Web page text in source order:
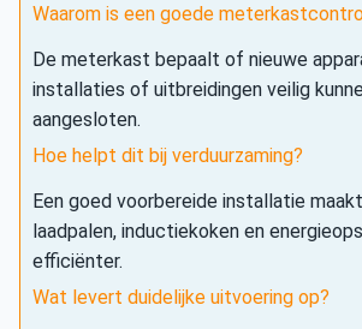
Waarom is een goede
De meterkast bepaalt of nieuwe
installaties of uitbreidingen veilig
aangesloten.
Hoe helpt dit bij verduurzaming?
Een goed voorbereide installatie
laadpalen, inductiekoken en
efficiënter.
Wat levert duidelijke uitvoering op?